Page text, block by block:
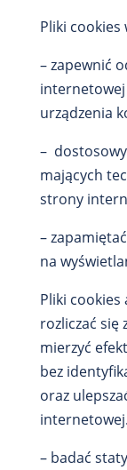
Pliki cookies
– zapewnić
internetowej
urządzenia
–
mających
strony
–
na
Pliki cookies
rozliczać
mierzyć
bez
oraz
– badać